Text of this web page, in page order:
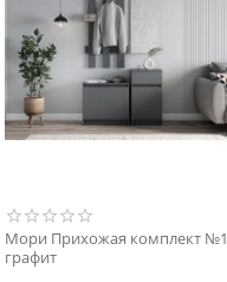
Мори Прихожая комплект №1
графит